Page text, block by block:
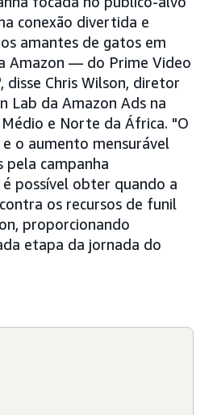
conexão divertida e
amantes de gatos em
Amazon — do Prime Video
disse Chris Wilson, diretor
Lab da Amazon Ads na
e Norte da África. "O
o aumento mensurável
pela campanha
possível obter quando a
os recursos de funil
proporcionando
etapa da jornada do